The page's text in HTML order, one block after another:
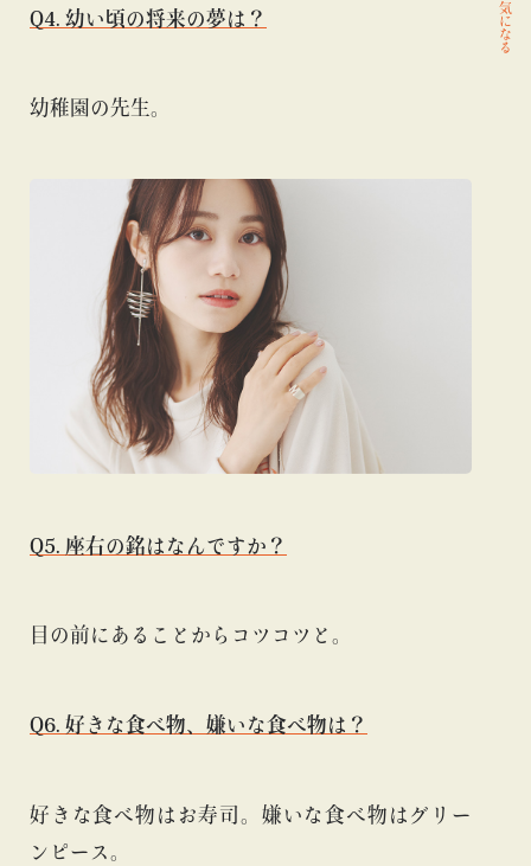
Q4. 幼い頃の将来の夢は？
幼稚園の先生。
Q5. 座右の銘はなんですか？
目の前にあることからコツコツと。
Q6. 好きな食べ物、嫌いな食べ物は？
好きな食べ物はお寿司。嫌いな食べ物はグリー
ンピース。
気になる